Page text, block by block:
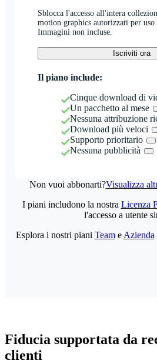
Sblocca l'accesso all'intera
motion graphics autorizzati per uso
Immagini non incluse.
Iscriviti ora
Il piano include:
Cinque download di
Un pacchetto al mese
Nessuna attribuzione
Download più veloci
Supporto prioritario
Nessuna pubblicità
Non vuoi abbonarti?Visualizza
I piani includono la nostra Licenza
l'accesso a utente
Esplora i nostri piani Teame Azienda
Fiducia supportata da
clienti